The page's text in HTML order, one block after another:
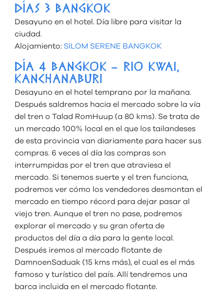
DÍAS 3 BANGKOK
Desayuno en el hotel. Día libre para visitar la
ciudad.
Alojamiento: SILOM SERENE BANGKOK
DÍA 4 BANGKOK – RIO KWAI,
KANCHANABURI
Desayuno en el hotel temprano por la mañana.
Después saldremos hacia el mercado sobre la vía
del tren o Talad RomHuup (a 80 kms). Se trata de
un mercado 100% local en el que los tailandeses
de esta provincia van diariamente para hacer sus
compras. 6 veces al día las compras son
interrumpidas por el tren que atraviesa el
mercado. Si tenemos suerte y el tren funciona,
podremos ver cómo los vendedores desmontan el
mercado en tiempo récord para dejar pasar al
viejo tren. Aunque el tren no pase, podremos
explorar el mercado y su gran oferta de
productos del día a día para la gente local.
Después iremos al mercado flotante de
DamnoenSaduak (15 kms más), el cual es el más
famoso y turístico del país. Allí tendremos una
barca incluida en el mercado flotante.